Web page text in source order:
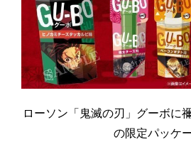
ローソン「鬼滅の刃」グーボに
の限定パッケ